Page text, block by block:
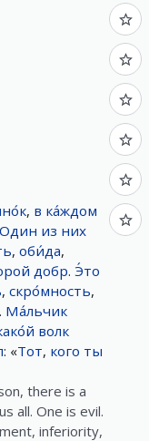
, в ка́ждом
Один из них
, оби́да,
добр. Э́то
, скро́мность,
Ма́льчик
волк
: «Тот, кого ты
there is a
all. One is evil.
inferiority,